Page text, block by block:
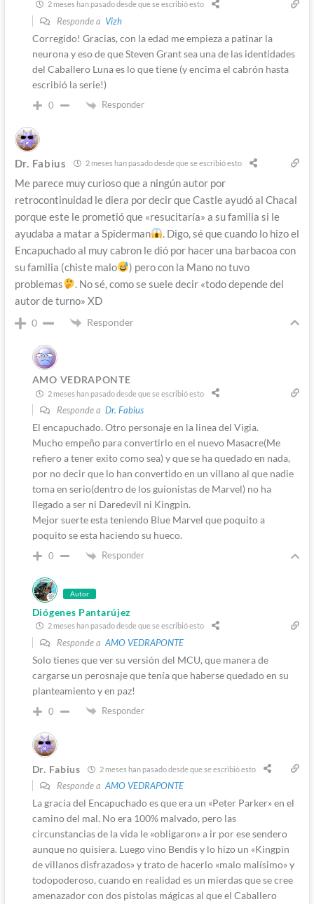
2 meses han pasado desde que se escribió esto
Responde a Vizh
Corregido! Gracias, con la edad me empieza a patinar la
neurona y eso de que Steven Grant sea una de las identidades
del Caballero Luna es lo que tiene (y encima el cabrón hasta
escribió la serie!)
0 Responder
Dr. Fabius 2 meses han pasado desde que se escribió esto
Me parece muy curioso que a ningún autor por
retrocontinuidad le diera por decir que Castle ayudó al Chacal
porque este le prometió que «resucitaría» a su familia si le
ayudaba a matar a Spiderman
. Digo, sé que cuando lo hizo el
Encapuchado al muy cabron le dió por hacer una barbacoa con
su familia (chiste malo
) pero con la Mano no tuvo
problemas
. No sé, como se suele decir «todo depende del
autor de turno» XD
0 Responder
AMO VEDRAPONTE
2 meses han pasado desde que se escribió esto
Responde a Dr. Fabius
El encapuchado. Otro personaje en la linea del Vigia.
Mucho empeño para convertirlo en el nuevo Masacre(Me
refiero a tener exito como sea) y que se ha quedado en nada,
por no decir que lo han convertido en un villano al que nadie
toma en serio(dentro de los guionistas de Marvel) no ha
llegado a ser ni Daredevil ni Kingpin.
Mejor suerte esta teniendo Blue Marvel que poquito a
poquito se esta haciendo su hueco.
0 Responder
Autor
Diógenes Pantarújez
2 meses han pasado desde que se escribió esto
Responde a AMO VEDRAPONTE
Solo tienes que ver su versión del MCU, que manera de
cargarse un perosnaje que tenía que haberse quedado en su
planteamiento y en paz!
0 Responder
Dr. Fabius 2 meses han pasado desde que se escribió esto
Responde aAMO VEDRAPONTE
La gracia del Encapuchado es que era un «Peter Parker» en el
camino del mal. No era 100% malvado, pero las
circunstancias de la vida le «obligaron» a ir por ese sendero
aunque no quisiera. Luego vino Bendis y lo hizo un «Kingpin
de villanos disfrazados» y trato de hacerlo «malo malísimo» y
todopoderoso, cuando en realidad es un mierdas que se cree
amenazador con dos pistolas mágicas al que el Caballero